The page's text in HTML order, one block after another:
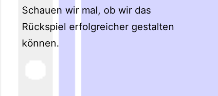
Schauen wir mal, ob wir das
Rückspiel erfolgreicher gestalten
können.